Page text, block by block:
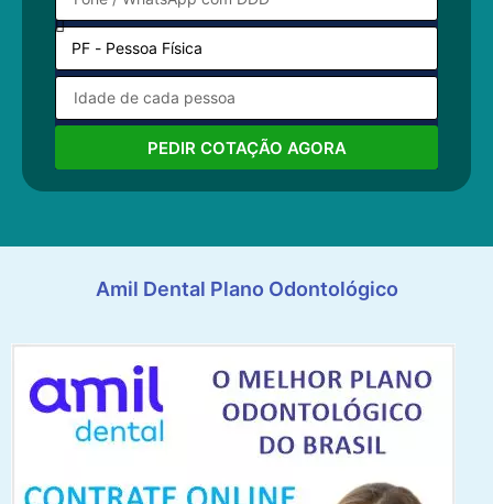
PEDIR COTAÇÃO AGORA
Amil Dental Plano Odontológico